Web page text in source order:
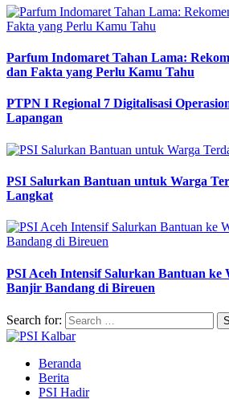
Parfum Indomaret Tahan Lama:
dan Fakta yang Perlu Kamu Tahu
PTPN I Regional 7 Digitalisasi
Lapangan
PSI Salurkan Bantuan untuk Warga
Langkat
PSI Aceh Intensif Salurkan Bantuan ke
Banjir Bandang di Bireuen
Search for:
Beranda
Berita
PSI Hadir